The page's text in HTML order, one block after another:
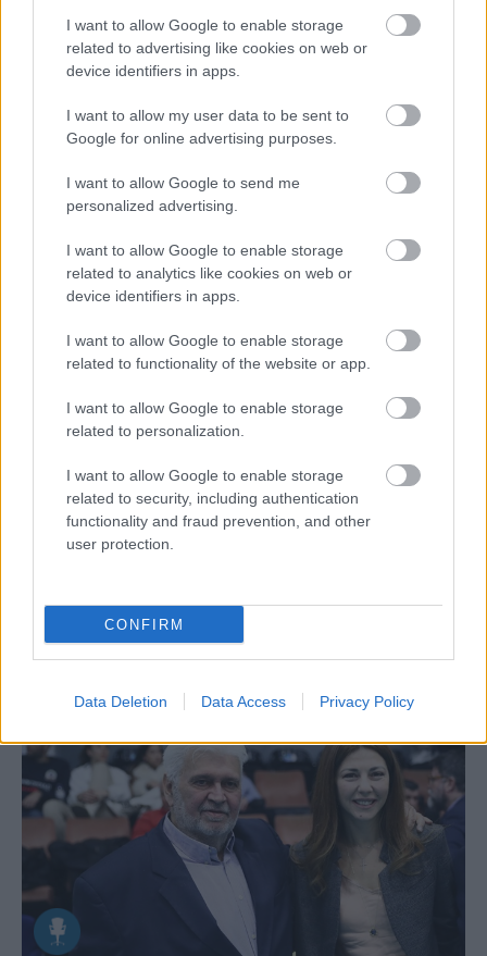
I want to allow Google to enable storage
related to advertising like cookies on web or
device identifiers in apps.
I want to allow my user data to be sent to
Google for online advertising purposes.
I want to allow Google to send me
personalized advertising.
I want to allow Google to enable storage
related to analytics like cookies on web or
device identifiers in apps.
I want to allow Google to enable storage
related to functionality of the website or app.
I want to allow Google to enable storage
related to personalization.
I want to allow Google to enable storage
related to security, including authentication
functionality and fraud prevention, and other
user protection.
CONFIRM
Data Deletion Data Access Privacy Policy
παντού…
ΔΙΟΙΚΗΤΙΚΑ ΝΕΑ
05/08/2026
Προς στρατηγική συνεργασία ΠΑΣΑΠΠ και
Πανεπιστημίου Πατρών
επίκεντρο τον αθλητισμό, την εκπαίδευση, την
επιστημονική έρευνα και την καινοτομία, έθεσαν ο
ΠΑΣΑΠΠ...